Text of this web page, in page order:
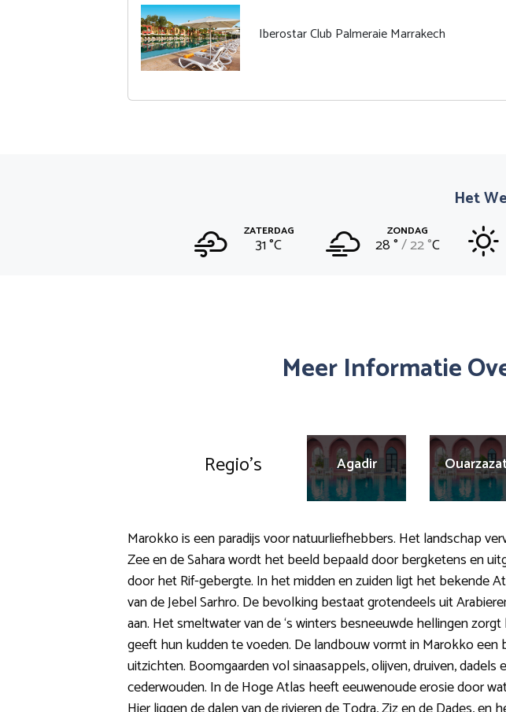
Iberostar Club Palmeraie Marrakech
Het
ZATERDAG
31 °C
ZONDAG
28 ° 22 °C
Meer Informatie
Regio’s Agadir
Marokko is een paradijs voor natuurliefhebbers. Het landschap
Zee en de Sahara wordt het beeld bepaald door bergketens en
door het Rif-gebergte. In het midden en zuiden ligt het bekende
van de Jebel Sarhro. De bevolking bestaat grotendeels uit
aan. Het smeltwater van de ‘s winters besneeuwde hellingen
geeft hun kudden te voeden. De landbouw vormt in Marokko
uitzichten. Boomgaarden vol sinaasappels, olijven, druiven,
cederwouden. In de Hoge Atlas heeft eeuwenoude erosie door